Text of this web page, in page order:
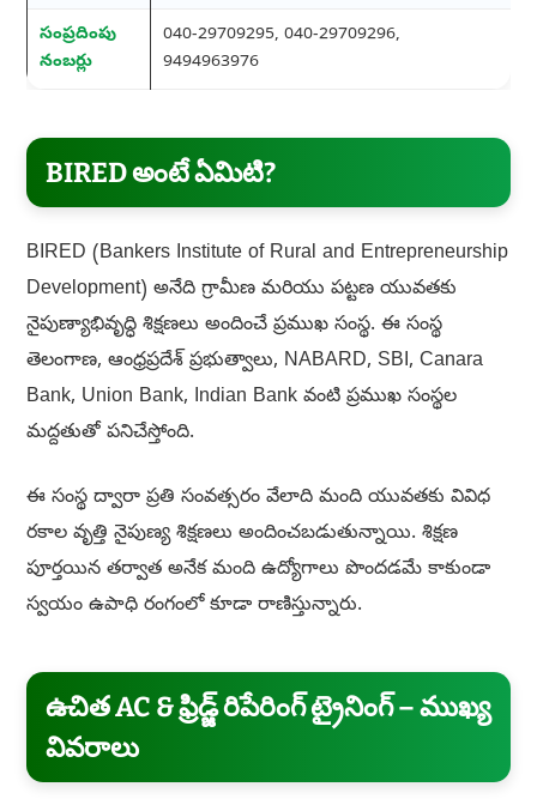
సంప్రదింపు
నంబర్లు
040-29709295, 040-29709296,
9494963976
BIRED అంటే ఏమిటి?
BIRED (Bankers Institute of Rural and Entrepreneurship
Development) అనేది గ్రామీణ మరియు పట్టణ యువతకు
నైపుణ్యాభివృద్ధి శిక్షణలు అందించే ప్రముఖ సంస్థ. ఈ సంస్థ
తెలంగాణ, ఆంధ్రప్రదేశ్ ప్రభుత్వాలు, NABARD, SBI, Canara
Bank, Union Bank, Indian Bank వంటి ప్రముఖ సంస్థల
మద్దతుతో పనిచేస్తోంది.
ఈ సంస్థ ద్వారా ప్రతి సంవత్సరం వేలాది మంది యువతకు వివిధ
రకాల వృత్తి నైపుణ్య శిక్షణలు అందించబడుతున్నాయి. శిక్షణ
పూర్తయిన తర్వాత అనేక మంది ఉద్యోగాలు పొందడమే కాకుండా
స్వయం ఉపాధి రంగంలో కూడా రాణిస్తున్నారు.
ఉచిత AC & ఫ్రిడ్జ్ రిపేరింగ్ ట్రైనింగ్ – ముఖ్య
వివరాలు